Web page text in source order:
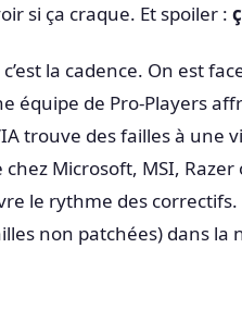
si ça craque. Et spoiler :
la cadence. On est
équipe de Pro-Players
trouve des failles à une
chez Microsoft, MSI,
le rythme des
non patchées) dans la